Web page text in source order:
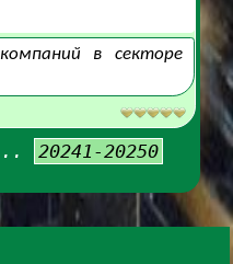
в секторе
20241-20250